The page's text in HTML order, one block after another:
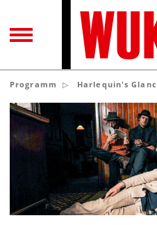
TOGGLE
Programm Harlequin's